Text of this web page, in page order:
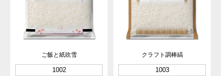
ご飯と紙吹雪
1002
クラフト調棒縞
1003